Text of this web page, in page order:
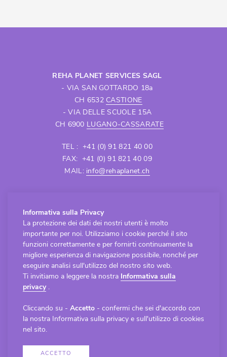
REHA PLANET SERVICES SAGL
- VIA SAN GOTTARDO 18a
CH 6532 CASTIONE
- VIA DELLE SCUOLE 15A
CH 6900 LUGANO-CASSARATE
TEL : +41 (0) 91 821 40 00
FAX: +41 (0) 91 821 40 09
MAIL: info@rehaplanet.ch
Lunedì - Venerdì
8.30 - 12.00 / 13.30 - 18.00
APERTURA SEDE LUGANO-CASSARATE
Lunedì - Venerdì
8.30 - 12.00 / 13.30 - 18.00
Copyright © 2023 RehaPlanet snc - Tutti i diritti
riservati - Informativa sulla privacy
Gestione progetto
sitoredesign.swiss
Informativa sulla Privacy
La protezione dei dati dei nostri utenti è molto
importante per noi. Utilizziamo i cookie perché il sito
funzioni correttamente e per fornirti continuamente la
migliore esperienza di navigazione possibile, nonché per
eseguire analisi sull'utilizzo del nostro sito web.
Ti invitiamo a leggere la nostra Informativa sulla
privacy.
Cliccando su - Accetto - confermi che sei d'accordo con
la nostra Informativa sulla privacy e sull'utilizzo di cookies
nel sito.
ACCETTO